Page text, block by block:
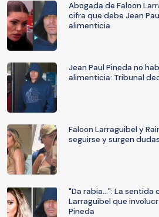
Abogada de Faloon
cifra que debe Jean
alimenticia
Jean Paul Pineda no
alimenticia: Tribunal
Faloon Larraguibel y
seguirse y surgen
"Da rabia...": La sentida
Larraguibel que
Pineda